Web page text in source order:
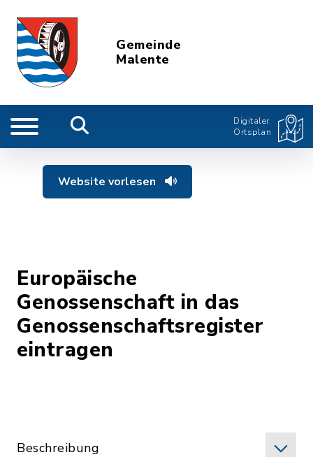
Gemeinde
Malente
Digitaler
Ortsplan
Website vorlesen
Europäische
Genossenschaft in das
Genossenschaftsregister
eintragen
Beschreibung